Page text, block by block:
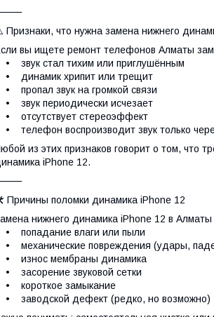
Признаки, что нужна замена нижнего
вы ищете ремонт телефонов Алматы
• звук стал тихим или приглушённым
• динамик хрипит или трещит
• пропал звук на громкой связи
• звук периодически исчезает
• отсутствует стереоэффект
• телефон воспроизводит звук только
из этих признаков говорит о том, что
iPhone 12.
Причины поломки динамика iPhone 12
нижнего динамика iPhone 12 в
• попадание влаги или пыли
• механические повреждения (удары,
• износ мембраны динамика
• засорение звуковой сетки
• короткое замыкание
• заводской дефект (редко, но возможно)